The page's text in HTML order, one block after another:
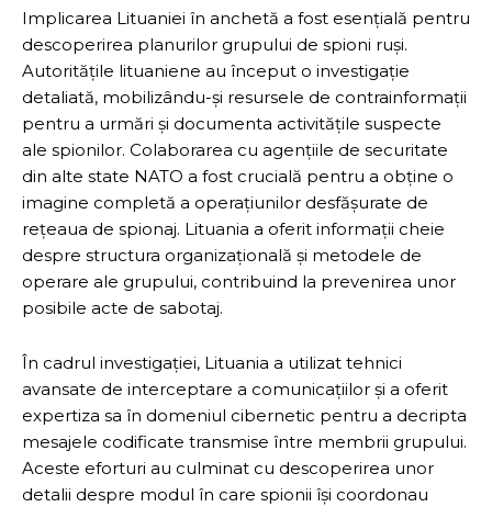
Implicarea Lituaniei în anchetă a fost esențială pentru
descoperirea planurilor grupului de spioni ruși.
Autoritățile lituaniene au început o investigație
detaliată, mobilizându-și resursele de contrainformații
pentru a urmări și documenta activitățile suspecte
ale spionilor. Colaborarea cu agențiile de securitate
din alte state NATO a fost crucială pentru a obține o
imagine completă a operațiunilor desfășurate de
rețeaua de spionaj. Lituania a oferit informații cheie
despre structura organizațională și metodele de
operare ale grupului, contribuind la prevenirea unor
posibile acte de sabotaj.
În cadrul investigației, Lituania a utilizat tehnici
avansate de interceptare a comunicațiilor și a oferit
expertiza sa în domeniul cibernetic pentru a decripta
mesajele codificate transmise între membrii grupului.
Aceste eforturi au culminat cu descoperirea unor
detalii despre modul în care spionii își coordonau